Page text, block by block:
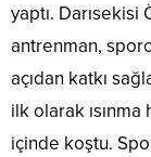
yaptı.
antrenman,
açıdan katkı
ilk olarak
içinde koştu.